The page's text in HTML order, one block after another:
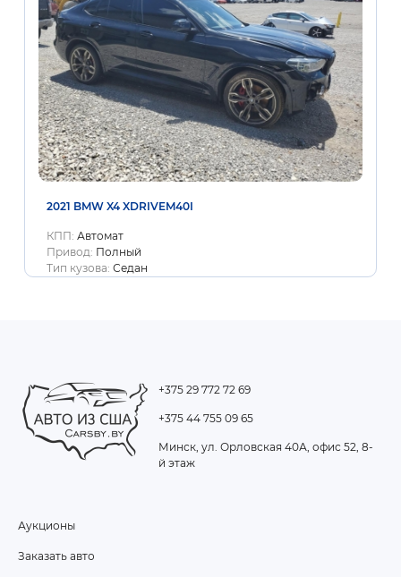
2021 BMW X4 XDRIVEM40I
КПП: Автомат
Привод: Полный
Тип кузова: Седан
+375 29 772 72 69
+375 44 755 09 65
Минск, ул. Орловская 40А, офис 52, 8-
й этаж
MENU
Аукционы
Заказать авто